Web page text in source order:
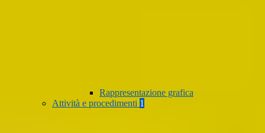
Rappresentazione grafica
Attività e procedimenti 1